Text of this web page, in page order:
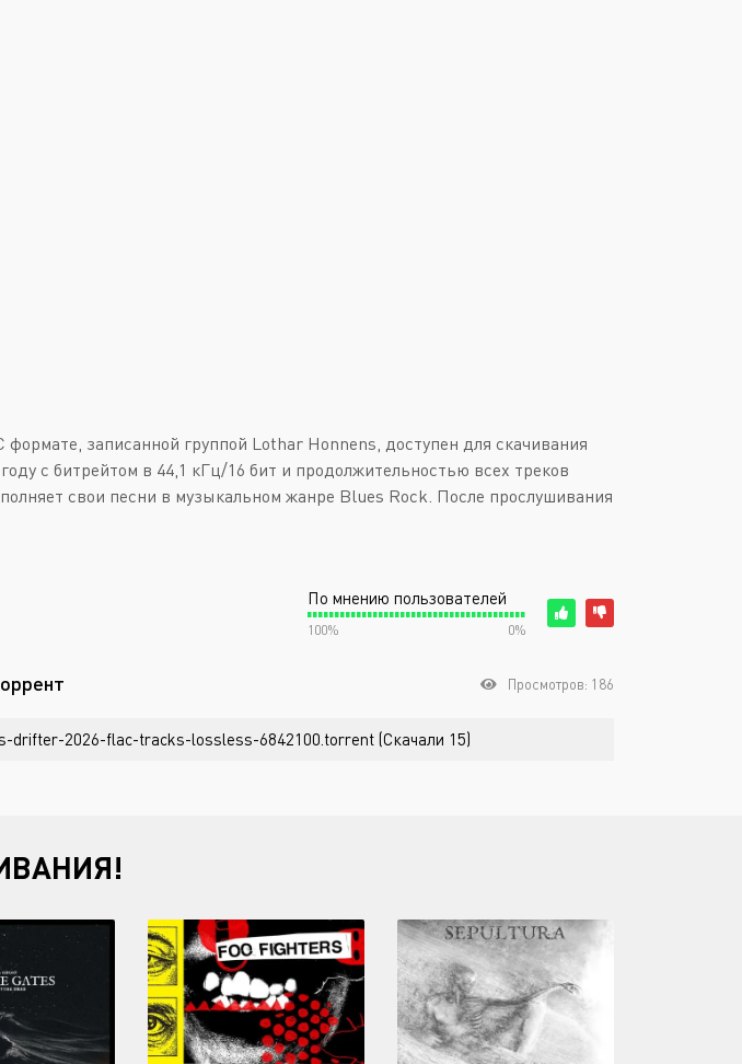
записанной группой Lothar Honnens, доступен для скачивания
с битрейтом в 44,1 кГц/16 бит и продолжительностью всех треков
свои песни в музыкальном жанре Blues Rock. После прослушивания
По мнению пользователей
100% 0%
Просмотров: 186
drifter-2026-flac-tracks-lossless-6842100.torrent (Скачали 15)